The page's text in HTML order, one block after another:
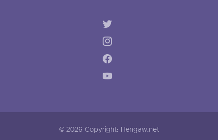
© 2026 Copyright: Hengaw.net